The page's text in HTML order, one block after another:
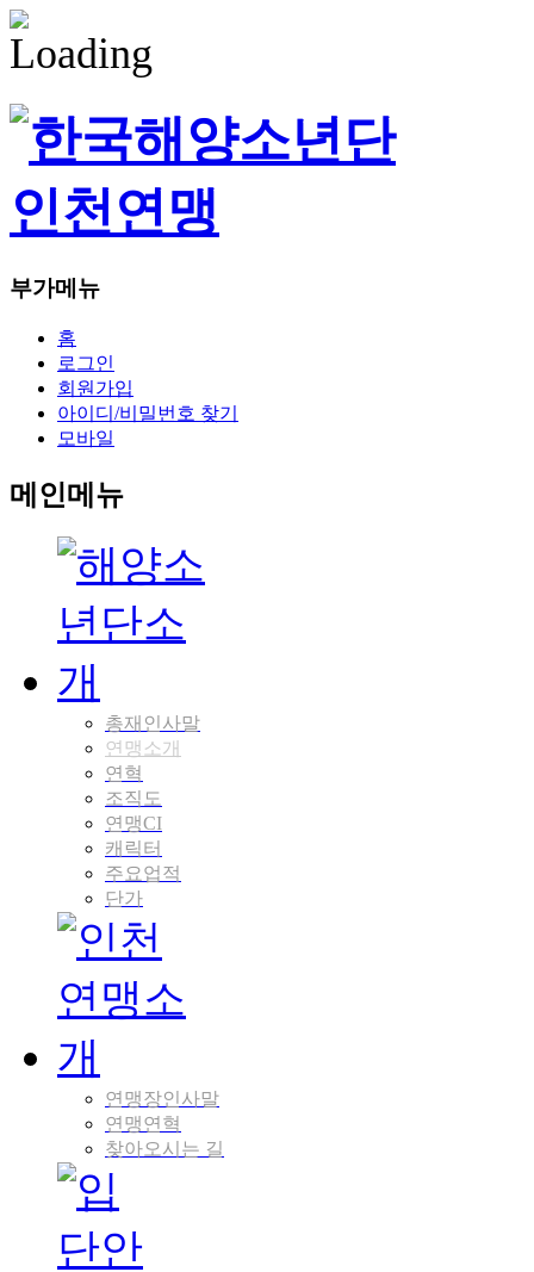
부가메뉴
홈
로그인
회원가입
아이디/비밀번호 찾기
모바일
메인메뉴
총재인사말
연맹소개
연혁
조직도
연맹CI
캐릭터
주요업적
단가
연맹장인사말
연맹연혁
찾아오시는 길